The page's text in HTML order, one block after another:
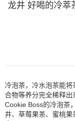
龙井 好喝的冷萃
冷泡茶，冷水泡茶能
合物等养分完全稀释出
Cookie Boss的冷泡茶
井、草莓果茶、蜜桃